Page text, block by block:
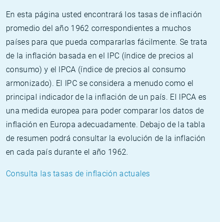
En esta página usted encontrará los tasas de inflación
promedio del año 1962 correspondientes a muchos
países para que pueda compararlas fácilmente. Se trata
de la inflación basada en el IPC (índice de precios al
consumo) y el IPCA (índice de precios al consumo
armonizado). El IPC se considera a menudo como el
principal indicador de la inflación de un país. El IPCA es
una medida europea para poder comparar los datos de
inflación en Europa adecuadamente. Debajo de la tabla
de resumen podrá consultar la evolución de la inflación
en cada país durante el año 1962.
Consulta las tasas de inflación actuales